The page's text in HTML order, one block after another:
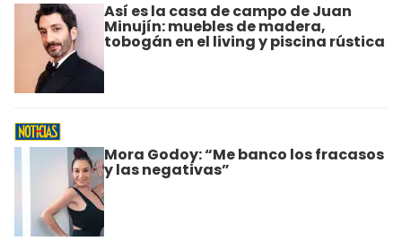
Así es la casa de campo de Juan
Minujín: muebles de madera,
tobogán en el living y piscina rústica
Mora Godoy: “Me banco los fracasos
y las negativas”